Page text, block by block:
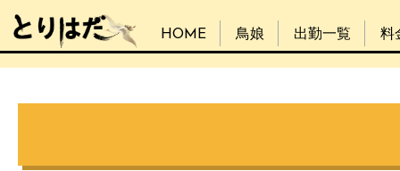
HOME 鳥娘 出勤一覧 料